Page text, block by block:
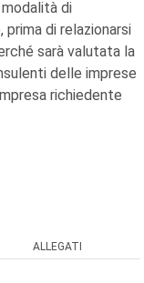
di
prima di relazionarsi
sarà valutata la
delle imprese
richiedente
ALLEGATI